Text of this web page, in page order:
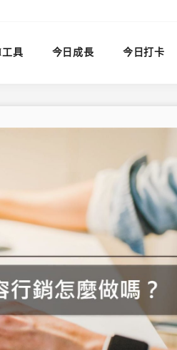
具 今日成長 今日打卡